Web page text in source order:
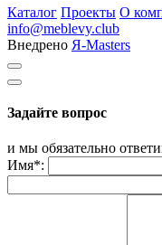
Каталог Проекты О
info@meblevy.club
Внедрено Я-Masters
Задайте вопрос
и мы обязательно
Имя*: